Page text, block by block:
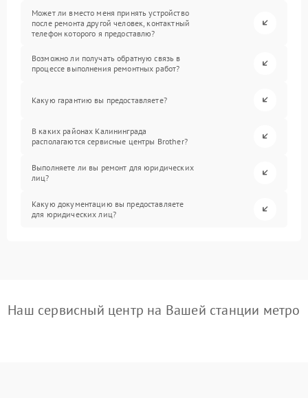
Может ли вместо меня принять устройство
после ремонта другой человек, контактный
телефон которого я предоставлю?
Возможно ли получать обратную связь в
процессе выполнения ремонтных работ?
Какую гарантию вы предоставляете?
В каких районах Калининграда
располагаются сервисные центры Brother?
Выполняете ли вы ремонт для юридических
лиц?
Какую документацию вы предоставляете
для юридических лиц?
Наш сервисный центр на Вашей станции метро